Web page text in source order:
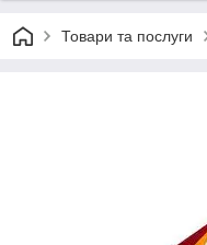
Товари та послуги